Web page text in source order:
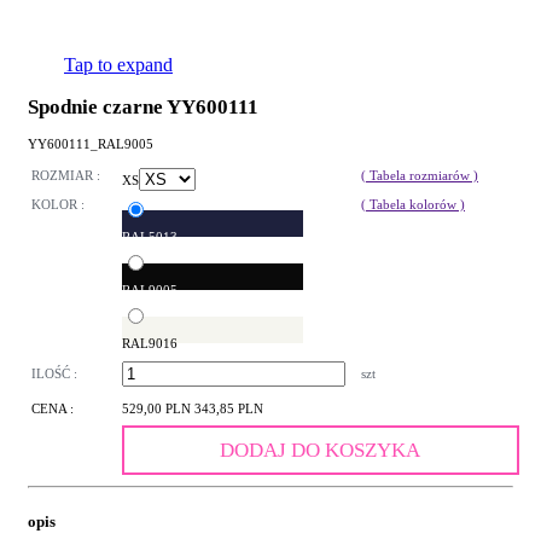
Tap to expand
Spodnie czarne YY600111
YY600111_RAL9005
ROZMIAR : XS
( Tabela rozmiarów )
KOLOR :
RAL5013
RAL9005
RAL9016
( Tabela kolorów )
ILOŚĆ : szt
CENA : 529,00 PLN 343,85 PLN
DODAJ DO KOSZYKA
opis